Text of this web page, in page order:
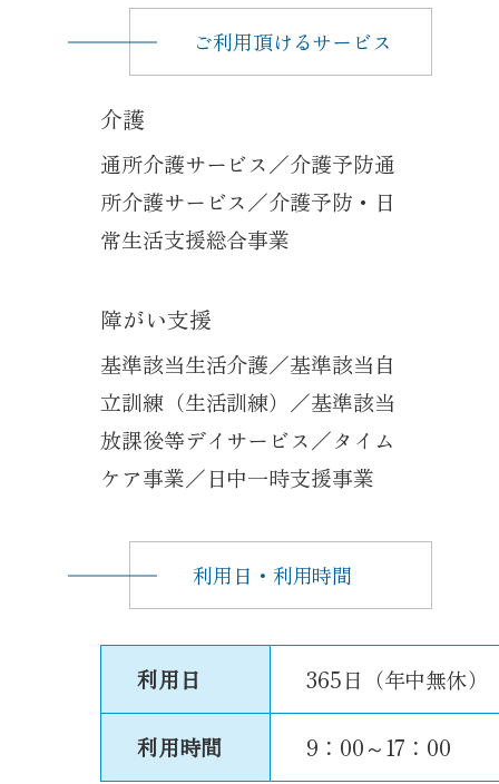
ご利用頂けるサービス
介護
通所介護サービス／介護予防通
所介護サービス／介護予防・日
常生活支援総合事業
障がい支援
基準該当生活介護／基準該当自
立訓練（生活訓練）／基準該当
放課後等デイサービス／タイム
ケア事業／日中一時支援事業
利用日・利用時間
利用日 365日（年中無休）
利用時間 9：00～17：00